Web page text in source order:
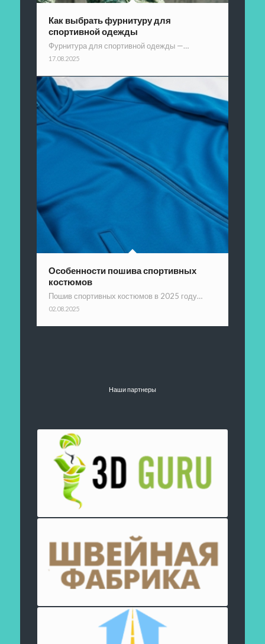
Как выбрать фурнитуру для
спортивной одежды
Фурнитура для спортивной одежды —…
17.08.2025
Особенности пошива спортивных
костюмов
Пошив спортивных костюмов в 2025 году…
02.08.2025
Наши партнеры